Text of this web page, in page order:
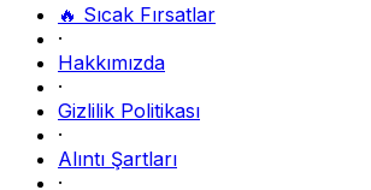
🔥 Sıcak Fırsatlar
·
Hakkımızda
·
Gizlilik Politikası
·
Alıntı Şartları
·